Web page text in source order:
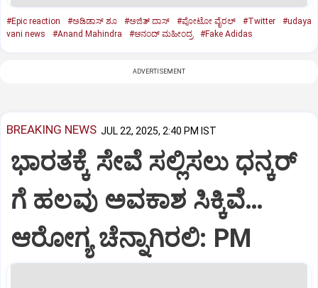
#Epic reaction #ಅಡಿಡಾಸ್ ಶೂ #ಅಜಿತ್ ದಾಸ್ #ಪೋಟೋ ವೈರಲ್ #Twitter
#udaya
vani news
#Anand Mahindra #ಆನಂದ್‌ ಮಹೀಂದ್ರ #Fake Adidas
ADVERTISEMENT
BREAKING NEWS JUL 22, 2025, 2:40 PM IST
ಭಾರತಕ್ಕೆ ಸೇವೆ ಸಲ್ಲಿಸಲು ಧನ್ಕರ್‌
ಗೆ ಹಲವು ಅವಕಾಶ ಸಿಕ್ಕಿವೆ…
ಆರೋಗ್ಯ ಚೆನ್ನಾಗಿರಲಿ: PM